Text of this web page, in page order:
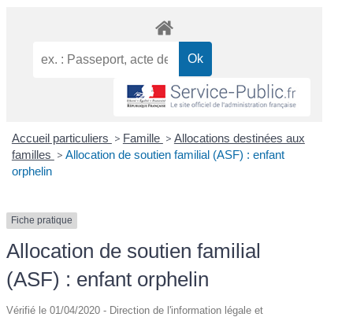
Accueil particuliers > Famille > Allocations destinées aux
familles > Allocation de soutien familial (ASF) : enfant
orphelin
Fiche pratique
Allocation de soutien familial
(ASF) : enfant orphelin
Vérifié le 01/04/2020 - Direction de l'information légale et